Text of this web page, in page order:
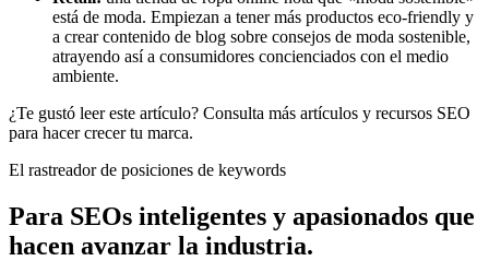
está de moda. Empiezan a tener más productos eco-friendly y
a crear contenido de blog sobre consejos de moda sostenible,
atrayendo así a consumidores concienciados con el medio
ambiente.
¿Te gustó leer este artículo? Consulta más artículos y recursos SEO
para hacer crecer tu marca.
El rastreador de posiciones de keywords
Para SEOs inteligentes y apasionados que
hacen avanzar la industria.